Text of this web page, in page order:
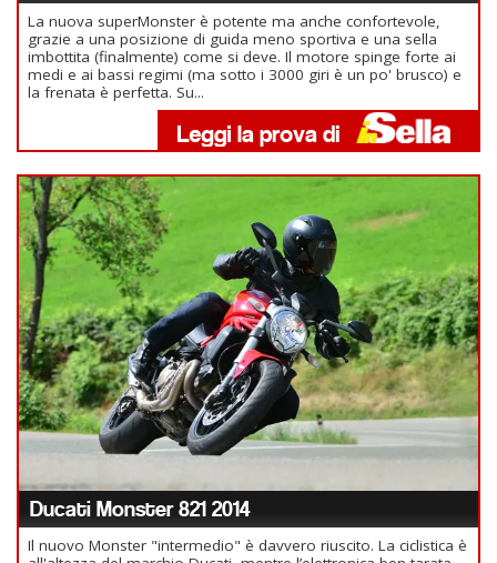
La nuova superMonster è potente ma anche confortevole,
grazie a una posizione di guida meno sportiva e una sella
imbottita (finalmente) come si deve. Il motore spinge forte ai
medi e ai bassi regimi (ma sotto i 3000 giri è un po' brusco) e
la frenata è perfetta. Su...
Ducati Monster 821 2014
Il nuovo Monster "intermedio" è davvero riuscito. La ciclistica è